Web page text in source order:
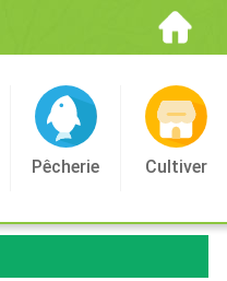
Pêcherie Cultiver